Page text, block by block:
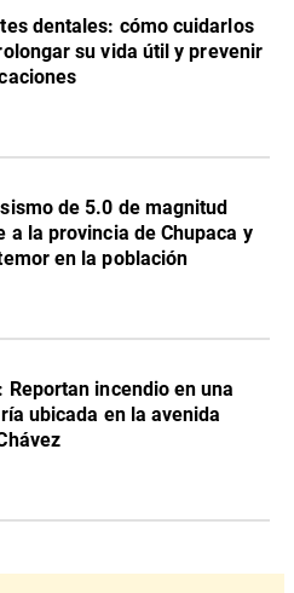
dentales: cómo cuidarlos
su vida útil y prevenir
de 5.0 de magnitud
a la provincia de Chupaca y
en la población
Reportan incendio en una
ubicada en la avenida